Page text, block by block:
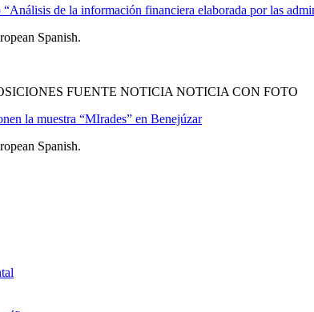
de la información financiera elaborada por las
Spanish.
FUENTE NOTICIA NOTICIA CON FOTO
la muestra “MIrades” en Benejúzar
Spanish.